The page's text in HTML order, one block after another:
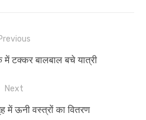
टक्कर बालबाल बचे यात्री
Next
में ऊनी वस्त्रों का वितरण